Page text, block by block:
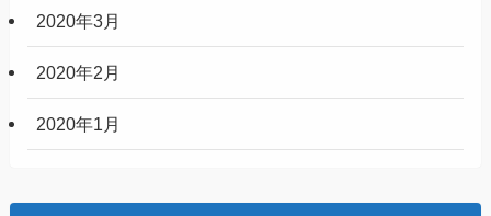
2020年3月
2020年2月
2020年1月